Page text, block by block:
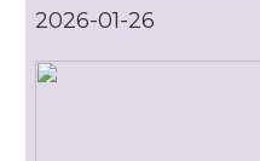
2026-01-26